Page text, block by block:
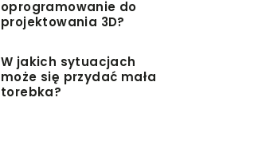
oprogramowanie do
projektowania 3D?
W jakich sytuacjach
może się przydać mała
torebka?